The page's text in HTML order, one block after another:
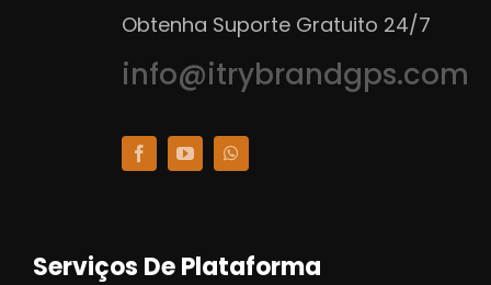
Obtenha Suporte Gratuito 24/7
info@itrybrandgps.com
Serviços De Plataforma